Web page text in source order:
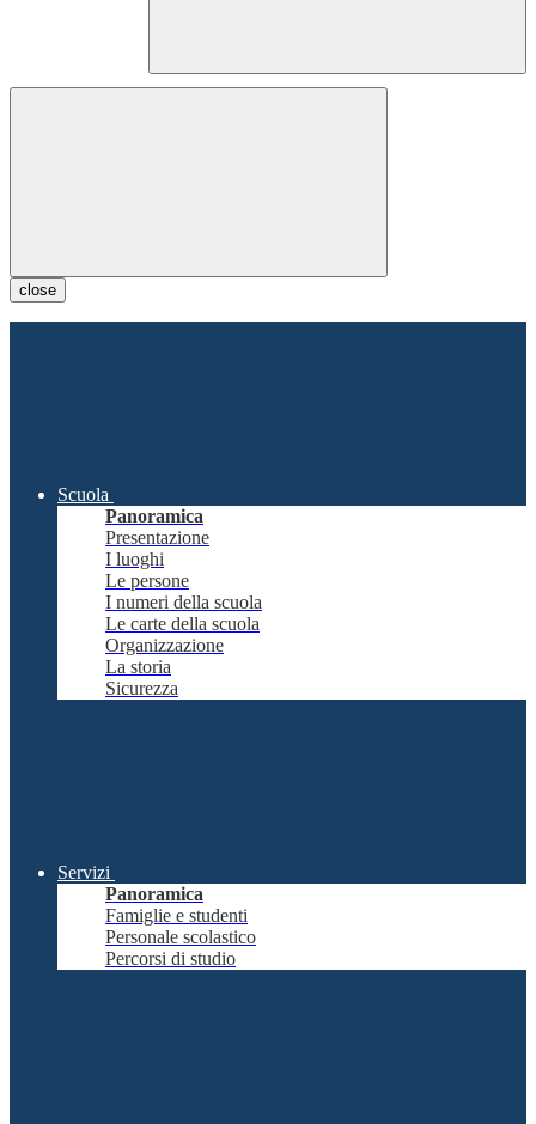
close
Scuola
Panoramica
Presentazione
I luoghi
Le persone
I numeri della scuola
Le carte della scuola
Organizzazione
La storia
Sicurezza
Servizi
Panoramica
Famiglie e studenti
Personale scolastico
Percorsi di studio